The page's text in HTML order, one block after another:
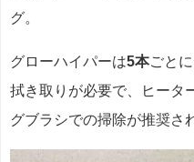
グ。
グローハイパーは5本ごと
拭き取りが必要で、ヒータ
グブラシでの掃除が推奨さ